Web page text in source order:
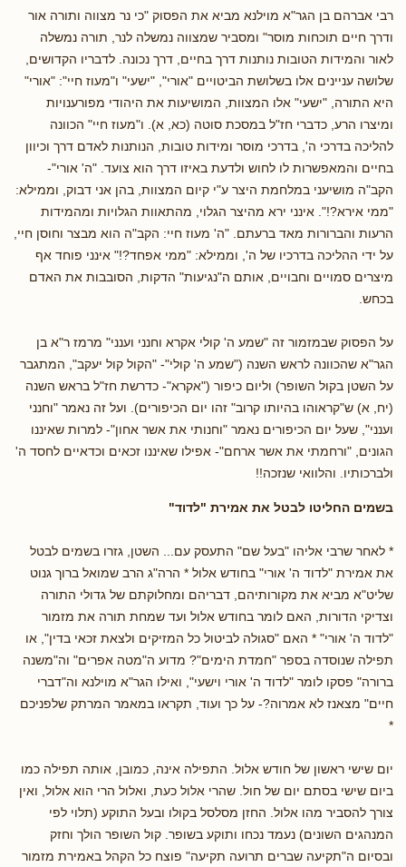
רבי אברהם בן הגר"א מוילנא מביא את הפסוק "כי נר מצווה ותורה אור
ודרך חיים תוכחות מוסר" ומסביר שמצווה נמשלה לנר, תורה נמשלה
לאור והמידות הטובות נותנות דרך בחיים, דרך נכונה. לדבריו הקדושים,
שלושה עניינים אלו בשלושת הביטויים "אורי", "ישעי" ו"מעוז חיי": "אורי"
היא התורה, "ישעי" אלו המצוות, המושיעות את היהודי מפורענויות
ומיצרו הרע, כדברי חז"ל במסכת סוטה (כא, א). ו"מעוז חיי" הכוונה
להליכה בדרכי ה', בדרכי מוסר ומידות טובות, הנותנות לאדם דרך וכיוון
בחיים והמאפשרות לו לחוש ולדעת באיזו דרך הוא צועד. "ה' אורי"-
הקב"ה מושיעני במלחמת היצר ע"י קיום המצוות, בהן אני דבוק, וממילא:
"ממי אירא?!". אינני ירא מהיצר הגלוי, מהתאוות הגלויות ומהמידות
הרעות והברורות מאד ברעתם. "ה' מעוז חיי: הקב"ה הוא מבצר וחוסן חיי,
על ידי ההליכה בדרכיו של ה', וממילא: "ממי אפחד?!" אינני פוחד אף
מיצרים סמויים וחבויים, אותם ה"נגיעות" הדקות, הסובבות את האדם
בכחש.
על הפסוק שבמזמור זה "שמע ה' קולי אקרא וחנני וענני" מרמז ר"א בן
הגר"א שהכוונה לראש השנה ("שמע ה' קולי"- "הקול קול יעקב", המתגבר
על השטן בקול השופר) וליום כיפור ("אקרא"- כדרשת חז"ל בראש השנה
(יח, א) ש"קראוהו בהיותו קרוב" זהו יום הכיפורים). ועל זה נאמר "וחנני
וענני", שעל יום הכיפורים נאמר "וחנותי את אשר אחון"- למרות שאיננו
הגונים, "ורחמתי את אשר ארחם"- אפילו שאיננו זכאים וכדאיים לחסד ה'
ולברכותיו. והלוואי שנזכה!!
בשמים החליטו לבטל את אמירת "לדוד"
* לאחר שרבי אליהו "בעל שם" התעסק עם... השטן, גזרו בשמים לבטל
את אמירת "לדוד ה' אורי" בחודש אלול * הרה"ג הרב שמואל ברוך גנוט
שליט"א מביא את מקורותיהם, דבריהם ומחלוקתם של גדולי התורה
וצדיקי הדורות, האם לומר בחודש אלול ועד שמחת תורה את מזמור
"לדוד ה' אורי" * האם "סגולה לביטול כל המזיקים ולצאת זכאי בדין", או
תפילה שנוסדה בספר "חמדת הימים"? מדוע ה"מטה אפרים" וה"משנה
ברורה" פסקו לומר "לדוד ה' אורי וישעי", ואילו הגר"א מוילנא וה"דברי
חיים" מצאנז לא אמרוה?- על כך ועוד, תקראו במאמר המרתק שלפניכם
*
יום שישי ראשון של חודש אלול. התפילה אינה, כמובן, אותה תפילה כמו
ביום שישי בסתם יום של חול. שהרי אלול כעת, ואלול הרי הוא אלול, ואין
צורך להסביר מהו אלול. החזן מסלסל בקולו ובעל התוקע (תלוי לפי
המנהגים השונים) נעמד נכחו ותוקע בשופר. קול השופר הולך וחזק
ובסיום ה"תקיעה שברים תרועה תקיעה" פוצח כל הקהל באמירת מזמור